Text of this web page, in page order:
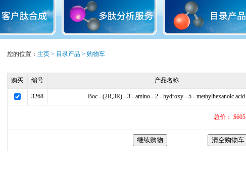
您的位置： 主页> 目录产品> 购物车
购买 编号 产品名称
3268 Boc - (2R,3R) - 3 - amino - 2 - hydroxy - 5 - methylhexanoic acid
总价： $605